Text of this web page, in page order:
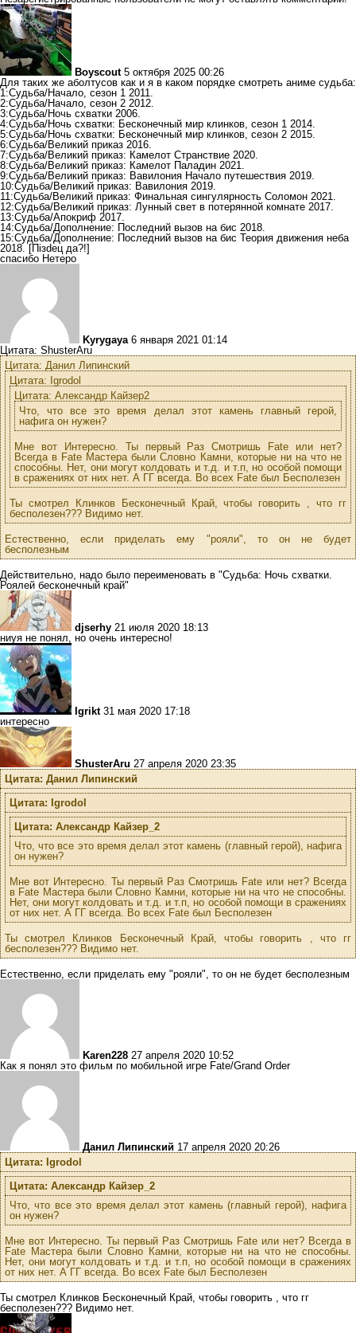
Boyscout 5 октября 2025 00:26
Для таких же аболтусов как и я в каком порядке смотреть аниме судьба:
1:Судьба/Начало, сезон 1 2011.
2:Судьба/Начало, сезон 2 2012.
3:Судьба/Ночь схватки 2006.
4:Судьба/Ночь схватки: Бесконечный мир клинков, сезон 1 2014.
5:Судьба/Ночь схватки: Бесконечный мир клинков, сезон 2 2015.
6:Судьба/Великий приказ 2016.
7:Судьба/Великий приказ: Камелот Странствие 2020.
8:Судьба/Великий приказ: Камелот Паладин 2021.
9:Судьба/Великий приказ: Вавилония Начало путешествия 2019.
10:Судьба/Великий приказ: Вавилония 2019.
11:Судьба/Великий приказ: Финальная сингулярность Соломон 2021.
12:Судьба/Великий приказ: Лунный свет в потерянной комнате 2017.
13:Судьба/Апокриф 2017.
14:Судьба/Дополнение: Последний вызов на бис 2018.
15:Судьба/Дополнение: Последний вызов на бис Теория движения неба
2018. [Пiзdец да?!]
спасибо Нетеро
Kyrygaya 6 января 2021 01:14
Цитата: ShusterAru
Цитата: Данил Липинский
Цитата: Igrodol
Цитата: Александр Кайзер2
Что, что все это время делал этот камень главный герой,
нафига он нужен?
Мне вот Интересно. Ты первый Раз Смотришь Fate или нет?
Всегда в Fate Мастера были Словно Камни, которые ни на что не
способны. Нет, они могут колдовать и т.д. и т.п, но особой помощи
в сражениях от них нет. А ГГ всегда. Во всех Fate был Бесполезен
Ты смотрел Клинков Бесконечный Край, чтобы говорить , что гг
бесполезен??? Видимо нет.
Естественно, если приделать ему "рояли", то он не будет
бесполезным
Действительно, надо было переименовать в "Судьба: Ночь схватки.
Роялей бесконечный край"
djserhy 21 июля 2020 18:13
ниуя не понял, но очень интересно!
Igrikt 31 мая 2020 17:18
интересно
ShusterAru 27 апреля 2020 23:35
Цитата: Данил Липинский
Цитата: Igrodol
Цитата: Александр Кайзер_2
Что, что все это время делал этот камень (главный герой), нафига
он нужен?
Мне вот Интересно. Ты первый Раз Смотришь Fate или нет? Всегда
в Fate Мастера были Словно Камни, которые ни на что не способны.
Нет, они могут колдовать и т.д. и т.п, но особой помощи в сражениях
от них нет. А ГГ всегда. Во всех Fate был Бесполезен
Ты смотрел Клинков Бесконечный Край, чтобы говорить , что гг
бесполезен??? Видимо нет.
Естественно, если приделать ему "рояли", то он не будет бесполезным
Karen228 27 апреля 2020 10:52
Как я понял это фильм по мобильной игре Fate/Grand Order
Данил Липинский 17 апреля 2020 20:26
Цитата: Igrodol
Цитата: Александр Кайзер_2
Что, что все это время делал этот камень (главный герой), нафига
он нужен?
Мне вот Интересно. Ты первый Раз Смотришь Fate или нет? Всегда в
Fate Мастера были Словно Камни, которые ни на что не способны.
Нет, они могут колдовать и т.д. и т.п, но особой помощи в сражениях
от них нет. А ГГ всегда. Во всех Fate был Бесполезен
Ты смотрел Клинков Бесконечный Край, чтобы говорить , что гг
бесполезен??? Видимо нет.